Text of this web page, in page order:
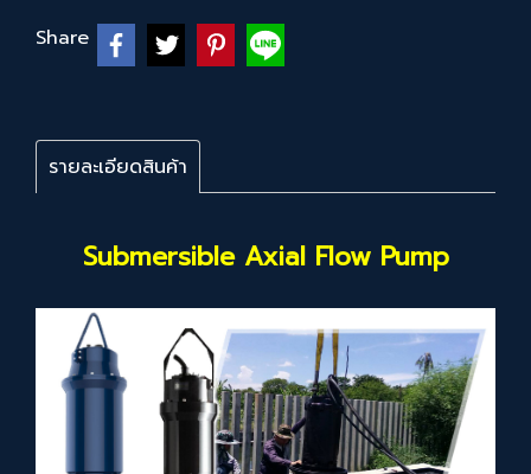
Share
รายละเอียดสินค้า
Submersible Axial Flow Pump